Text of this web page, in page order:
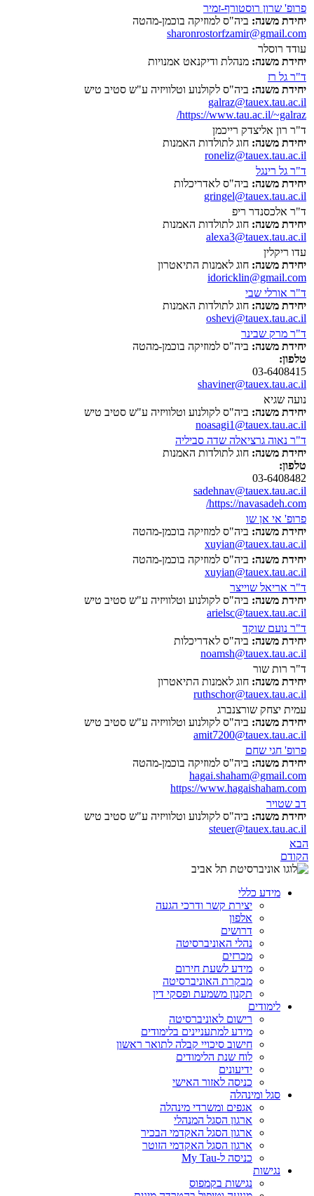
פרופ' שרון רוסטורף-זמיר
יחידת משנה: ביה"ס למוזיקה בוכמן-מהטה
sharonrostorfzamir@gmail.com
עודד רוסלר
יחידת משנה: מנהלת ודיקנאט אמנויות
ד"ר גל רז
יחידת משנה: ביה"ס לקולנוע וטלוויזיה ע"ש סטיב טיש
galraz@tauex.tau.ac.il
https://www.tau.ac.il/~galraz/
ד"ר רון אליצדק רייכמן
יחידת משנה: חוג לתולדות האמנות
roneliz@tauex.tau.ac.il
ד"ר גל רינגל
יחידת משנה: ביה"ס לאדריכלות
gringel@tauex.tau.ac.il
ד"ר אלכסנדר ריפ
יחידת משנה: חוג לתולדות האמנות
alexa3@tauex.tau.ac.il
עדו ריקלין
יחידת משנה: חוג לאמנות התיאטרון
idoricklin@gmail.com
ד"ר אורלי שבי
יחידת משנה: חוג לתולדות האמנות
oshevi@tauex.tau.ac.il
ד"ר מרק שבינר
יחידת משנה: ביה"ס למוזיקה בוכמן-מהטה
טלפון:
03-6408415
shaviner@tauex.tau.ac.il
נועה שגיא
יחידת משנה: ביה"ס לקולנוע וטלוויזיה ע"ש סטיב טיש
noasagi1@tauex.tau.ac.il
ד"ר נאוה גרציאלה שדה סביליה
יחידת משנה: חוג לתולדות האמנות
טלפון:
03-6408482
sadehnav@tauex.tau.ac.il
https://navasadeh.com/
פרופ' אי אן שו
יחידת משנה: ביה"ס למוזיקה בוכמן-מהטה
xuyian@tauex.tau.ac.il
יחידת משנה: ביה"ס למוזיקה בוכמן-מהטה
xuyian@tauex.tau.ac.il
ד"ר אריאל שוייצר
יחידת משנה: ביה"ס לקולנוע וטלוויזיה ע"ש סטיב טיש
arielsc@tauex.tau.ac.il
ד"ר נועם שוקד
יחידת משנה: ביה"ס לאדריכלות
noamsh@tauex.tau.ac.il
ד"ר רות שור
יחידת משנה: חוג לאמנות התיאטרון
ruthschor@tauex.tau.ac.il
עמית יצחק שורצנברג
יחידת משנה: ביה"ס לקולנוע וטלוויזיה ע"ש סטיב טיש
amit7200@tauex.tau.ac.il
פרופ' חגי שחם
יחידת משנה: ביה"ס למוזיקה בוכמן-מהטה
hagai.shaham@gmail.com
https://www.hagaishaham.com
דב שטויר
יחידת משנה: ביה"ס לקולנוע וטלוויזיה ע"ש סטיב טיש
steuer@tauex.tau.ac.il
הבא
הקודם
מידע כללי
יצירת קשר ודרכי הגעה
אלפון
דרושים
נהלי האוניברסיטה
מכרזים
מידע לשעת חירום
מבקרת האוניברסיטה
תקנון משמעת ופסקי דין
לימודים
רישום לאוניברסיטה
מידע למתעניינים בלימודים
חישוב סיכויי קבלה לתואר ראשון
לוח שנת הלימודים
ידיעונים
כניסה לאזור האישי
סגל ומינהלה
אגפים ומשרדי מינהלה
ארגון הסגל המנהלי
ארגון הסגל האקדמי הבכיר
ארגון הסגל האקדמי הזוטר
כניסה ל-My Tau
נגישות
נגישות בקמפוס